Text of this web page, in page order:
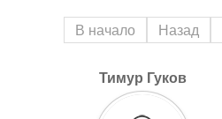
В начало Назад
Тимур Гуков